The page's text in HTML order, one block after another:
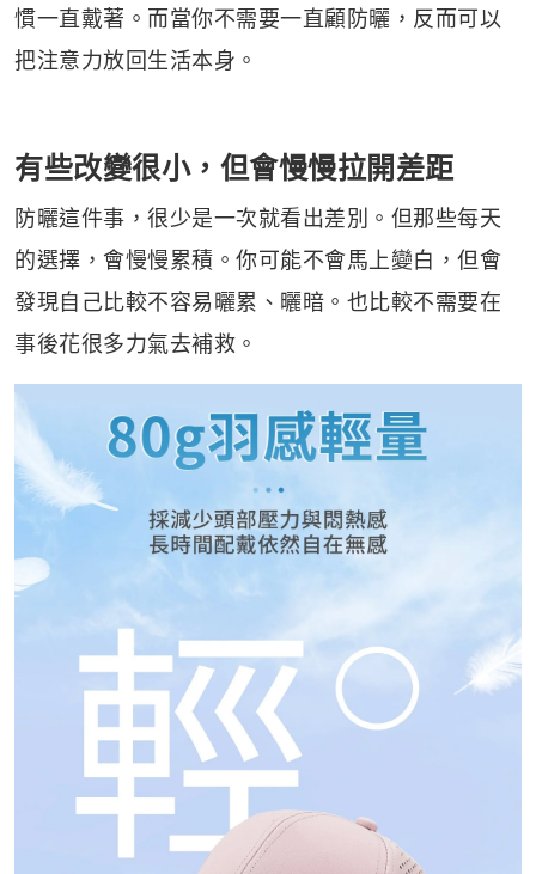
慣一直戴著。而當你不需要一直顧防曬，反而可以
把注意力放回生活本身。
有些改變很小，但會慢慢拉開差距
防曬這件事，很少是一次就看出差別。但那些每天
的選擇，會慢慢累積。你可能不會馬上變白，但會
發現自己比較不容易曬累、曬暗。也比較不需要在
事後花很多力氣去補救。